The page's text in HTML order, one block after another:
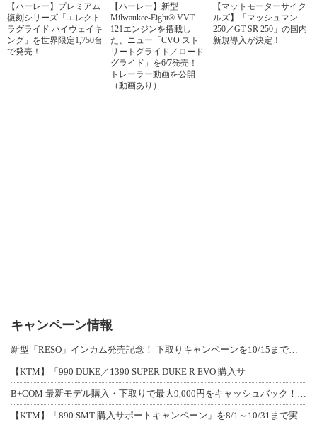
【ハーレー】プレミアム
復刻シリーズ「エレクト
ラグライド ハイウェイキ
ング」を世界限定1,750台
で発売！
【ハーレー】新型
Milwaukee-Eight® VVT
121エンジンを搭載し
た、ニュー「CVO スト
リートグライド／ロード
グライド」を6/7発売！
トレーラー動画を公開
（動画あり）
【マットモーターサイク
ルズ】「マッシュマン
250／GT-SR 250」の国内
新規導入が決定！
キャンペーン情報
【KTM】「990 DUKE／1390 SUPER DUKE R EVO 購入サ
【KTM】「890 SMT 購入サポートキャンペーン」を8/1～10/31まで実